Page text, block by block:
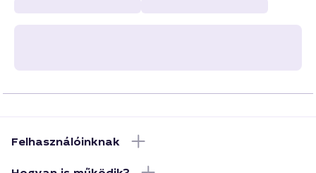
Felhasználóinknak